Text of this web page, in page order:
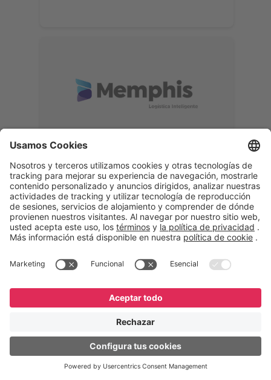
Memphis
Eduardo Ribeiro
CEO
“Con GeneXus desarrollamos una
acompañar todas las etapas de la
verificar, analizar, reacondicionar y
garantizando calidad y reduciendo
costos”.